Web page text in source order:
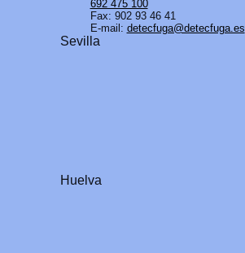
692 475 100
Fax: 902 93 46 41
E-mail: detecfuga@detecfuga.es
Sevilla
Huelva